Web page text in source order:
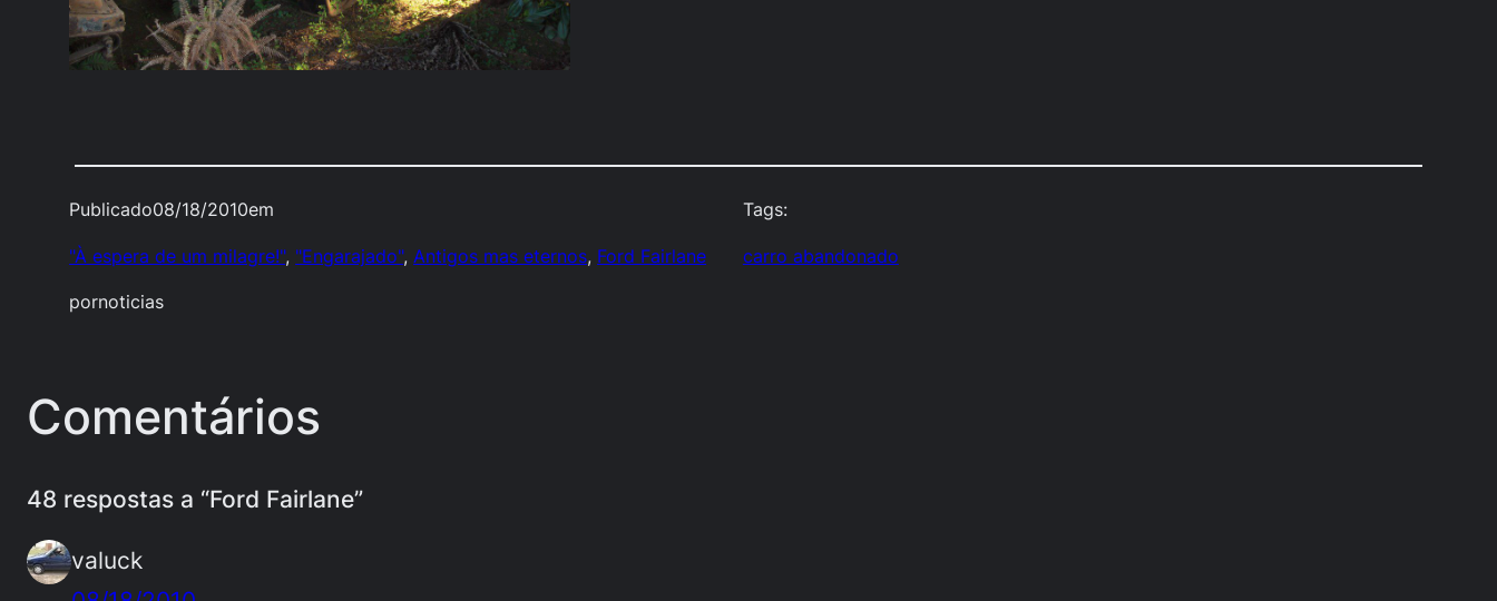
Publicado08/18/2010em
"À espera de um milagre!", "Engarajado", Antigos mas eternos, Ford Fairlane
pornoticias
Tags:
carro abandonado
Comentários
48 respostas a “Ford Fairlane”
valuck